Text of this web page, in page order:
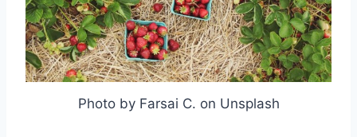
Photo by Farsai C. on Unsplash